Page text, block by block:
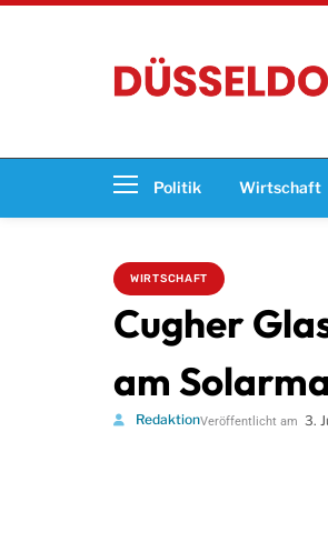
Politik Wirtschaft
WIRTSCHAFT
Cugher
am
RedaktionVeröffentlicht am 3.